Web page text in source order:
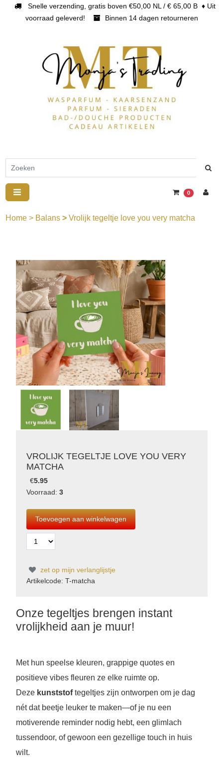
Snelle verzending, gratis boven €50,00 NL / € 65,00 B ♦ Uit
voorraad geleverd!
Binnen 14 dagen retourneren
0
Home > Balans > Vrolijk tegeltje love you very matcha
VROLIJK TEGELTJE LOVE YOU VERY
MATCHA
€5.95
Voorraad: 3
zet op mijn verlanglijstje
Artikelcode: T-matcha
Onze tegeltjes brengen instant
vrolijkheid aan je muur!
Met hun speelse kleuren, grappige quotes en
positieve vibes fleuren ze elke ruimte op.
Deze kunststoftegeltjes zijn ontworpen om je dag
nét dat beetje leuker te maken—of je nu een
motiverende reminder nodig hebt, een glimlach
tussendoor, of gewoon een gezellige touch in huis
wilt.